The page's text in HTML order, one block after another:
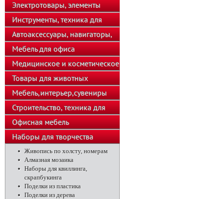
телефоны
Электротовары, элементы
питания, освещение
Инструменты, техника для
подсобного хозяйства
Автоаксессуары, навигаторы,
автозвук
Мебель для офиса
Медицинское и косметическое
оборудование
Товары для животных
Мебель,интерьер,сувениры
Строительство, техника для
хозяйства
Офисная мебель
Наборы для творчества
Живопись по холсту, номерам
Алмазная мозаика
Наборы для квиллинга,
скрапбукинга
Поделки из пластика
Поделки из дерева